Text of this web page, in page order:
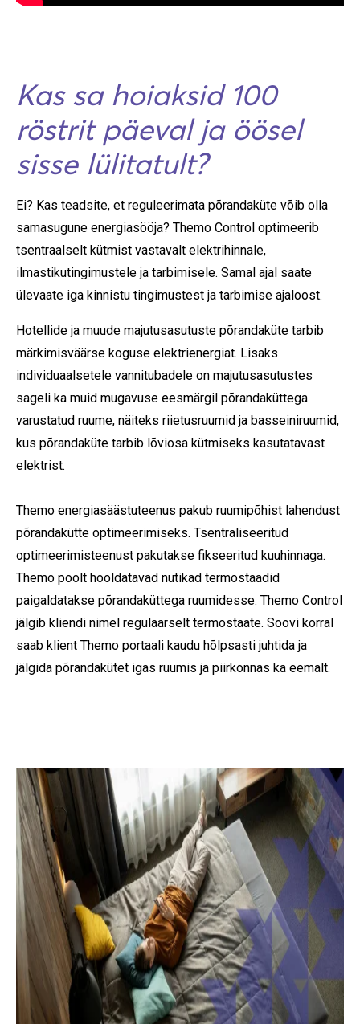
Kas sa hoiaksid 100
röstrit päeval ja öösel
sisse lülitatult?
Ei? Kas teadsite, et reguleerimata põrandaküte võib olla
samasugune energiasööja? Themo Control optimeerib
tsentraalselt kütmist vastavalt elektrihinnale,
ilmastikutingimustele ja tarbimisele. Samal ajal saate
ülevaate iga kinnistu tingimustest ja tarbimise ajaloost.
Hotellide ja muude majutusasutuste põrandaküte tarbib
märkimisväärse koguse elektrienergiat. Lisaks
individuaalsetele vannitubadele on majutusasutustes
sageli ka muid mugavuse eesmärgil põrandaküttega
varustatud ruume, näiteks riietusruumid ja basseiniruumid,
kus põrandaküte tarbib lõviosa kütmiseks kasutatavast
elektrist.
Themo energiasäästuteenus pakub ruumipõhist lahendust
põrandakütte optimeerimiseks. Tsentraliseeritud
optimeerimisteenust pakutakse fikseeritud kuuhinnaga.
Themo poolt hooldatavad nutikad termostaadid
paigaldatakse põrandaküttega ruumidesse. Themo Control
jälgib kliendi nimel regulaarselt termostaate. Soovi korral
saab klient Themo portaali kaudu hõlpsasti juhtida ja
jälgida põrandakütet igas ruumis ja piirkonnas ka eemalt.